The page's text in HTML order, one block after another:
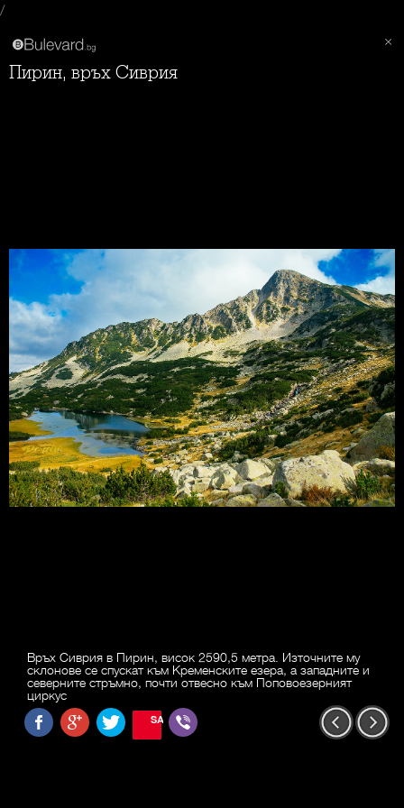
/
Пирин, връх Сиврия
Връх Сиврия в Пирин, висок 2590,5 метра. Източните му
склонове се спускат към Кременските езера, а западните и
северните стръмно, почти отвесно към Поповоезерният
циркус
SAVE